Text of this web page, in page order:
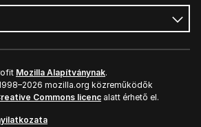
Mozilla Alapítványnak.
mozilla.org közreműködők
Commons licenc alatt érhető el.